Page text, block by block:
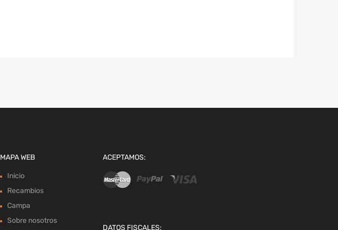
MAPA WEB
Inicio
Recambios
Campa
Sobre nosotros
ACEPTAMOS:
DATOS FISCALES: